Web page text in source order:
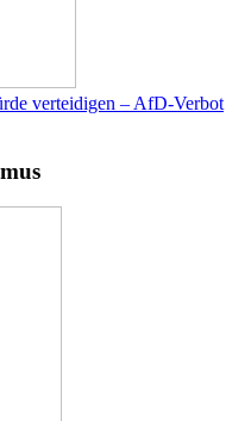
verteidigen – AfD-Verbot